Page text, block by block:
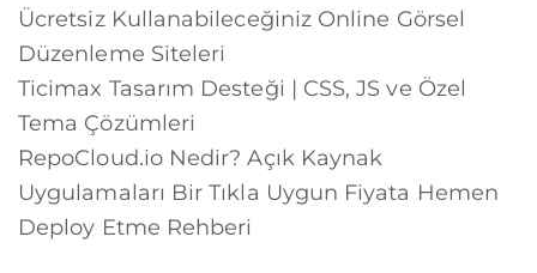
Ücretsiz Kullanabileceğiniz Online Görsel
Düzenleme Siteleri
Ticimax Tasarım Desteği | CSS, JS ve Özel
Tema Çözümleri
RepoCloud.io Nedir? Açık Kaynak
Uygulamaları Bir Tıkla Uygun Fiyata Hemen
Deploy Etme Rehberi